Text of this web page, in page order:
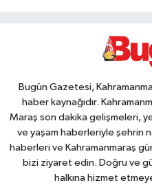
Bugün Gazetesi,
haber kaynağıdır.
Maraş son dakika gelişmeleri,
ve yaşam haberleriyle şehrin
haberleri ve Kahramanmaraş
bizi ziyaret edin. Doğru ve
halkına hizmet